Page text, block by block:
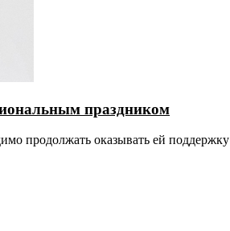
праздником
продолжать оказывать ей поддержку